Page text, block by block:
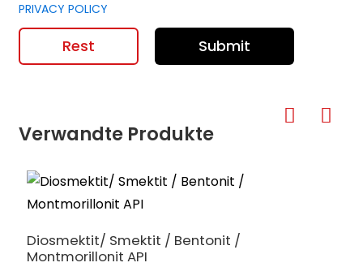
PRIVACY POLICY
Rest Submit
Verwandte Produkte
Diosmektit/ Smektit / Bentonit /
Montmorillonit API